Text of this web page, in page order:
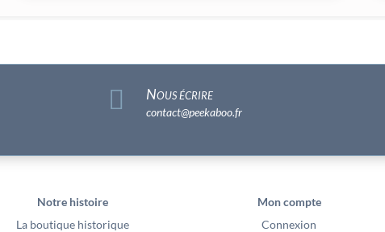
 Nous écrire
contact@peekaboo.fr
Notre histoire
La boutique historique
Mon compte
Connexion